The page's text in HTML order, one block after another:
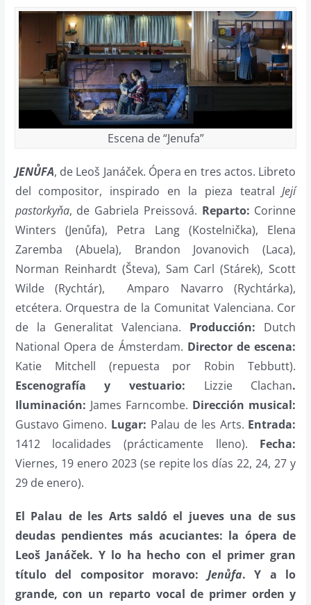
Escena de “Jenufa”
JENŮFA, de Leoš Janáček. Ópera en tres actos. Libreto
del compositor, inspirado en la pieza teatralJejí
pastorkyňa, de Gabriela Preissová. Reparto: Corinne
Winters (Jenůfa), Petra Lang (Kostelnička), Elena
Zaremba (Abuela), Brandon Jovanovich (Laca),
Norman Reinhardt (Števa), Sam Carl (Stárek), Scott
Wilde (Rychtár),
Amparo Navarro (Rychtárka),
etcétera. Orquestra de la Comunitat Valenciana. Cor
de la Generalitat Valenciana. Producción: Dutch
National Opera de Ámsterdam. Direc­tor de esce­na:
Katie Mitchell (repuesta por Robin Tebbutt).
Escenografía y vestuario: Lizzie Clachan.
Iluminación: James Farncombe. Dirección musi­cal:
Gustavo Gimeno. ­Lu­gar: Palau de les Arts. Entrada:
1412 localidades (prácticamente lleno). Fecha:
Viernes, 19 enero 2023 (se repite los días 22, 24, 27 y
29 de enero).
El Palau de les Arts saldó el jueves una de sus
deudas pendientes más acuciantes: la ópera de
Leoš Janáček. Y lo ha hecho con el primer gran
título del compositor moravo: Jenůfa. Y a lo
grande, con un reparto vocal de primer orden y